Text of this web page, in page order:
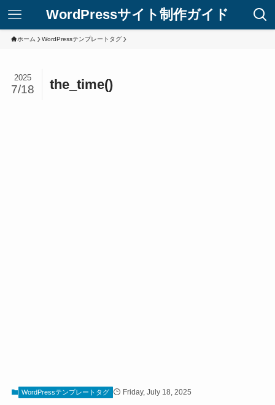
WordPressサイト制作ガイド
ホーム WordPressテンプレートタグ
the_time()
2025
7/18
WordPressテンプレートタグ Friday, July 18, 2025